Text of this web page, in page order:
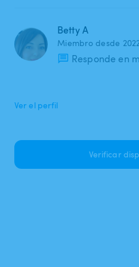
Betty A
Miembro desde 2022
Responde en
Ver el perfil
Verificar